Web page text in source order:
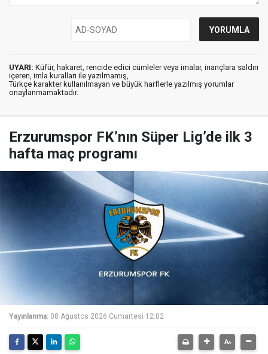
UYARI: Küfür, hakaret, rencide edici cümleler veya imalar, inançlara saldırı
içeren, imla kuralları ile yazılmamış,
Türkçe karakter kullanılmayan ve büyük harflerle yazılmış yorumlar
onaylanmamaktadır.
Erzurumspor FK’nın Süper Lig’de ilk 3
hafta maç programı
Yayınlanma: 08 Ağustos 2026 Cumartesi 12:02